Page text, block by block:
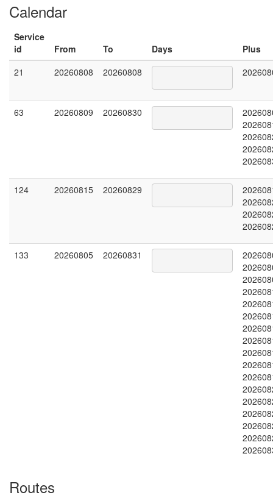
Calendar
Service
id
From To Days
Plus
21
20260808 20260808
63 20260809 20260830
124 20260815 20260829
133 20260805 20260831
Routes